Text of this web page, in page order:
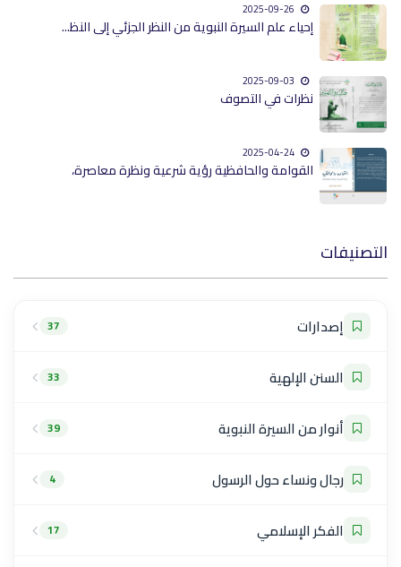
إحياء علم السيرة النبوية من النظر الجزئي إلى النظ...
نظرات في التصوف
القوامة والحافظية رؤية شرعية ونظرة معاصرة،
التصنيفات
إصدارات 37
السنن الإلهية 33
أنوار من السيرة النبوية 39
رجال ونساء حول الرسول 4
الفكر الإسلامي 17